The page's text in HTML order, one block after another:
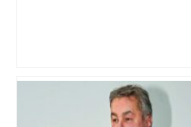
Toulouse. Un incendie se
un bâtiment désaffecté :